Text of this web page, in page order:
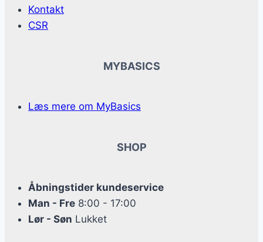
Kontakt
CSR
MYBASICS
Læs mere om MyBasics
SHOP
Åbningstider kundeservice
Man - Fre 8:00 - 17:00
Lør - Søn Lukket